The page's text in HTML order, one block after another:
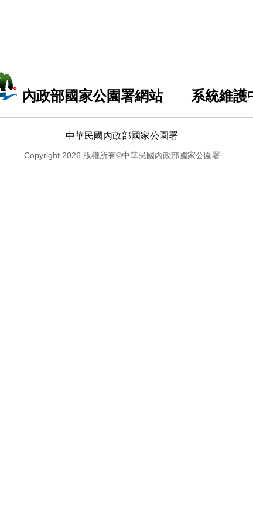
內政部國家公園署網站 系統維護
中華民國內政部國家公園署
Copyright 2026 版權所有©中華民國內政部國家公園署